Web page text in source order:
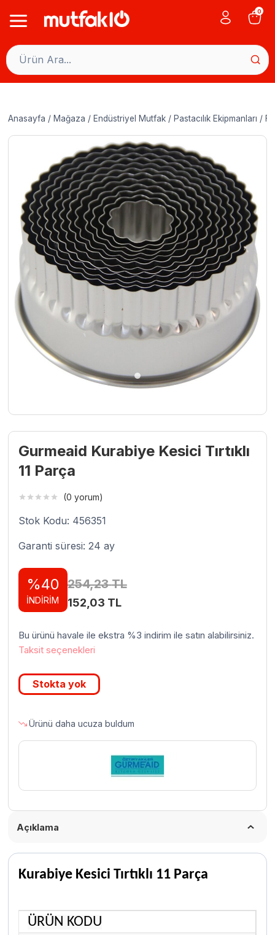
0
Anasayfa / Mağaza / Endüstriyel Mutfak / Pastacılık Ekipmanları /
Gurmeaid Kurabiye Kesici Tırtıklı
11 Parça
(0 yorum)
Stok Kodu: 456351
Garanti süresi: 24 ay
%40
İNDİRİM
254,23TL
Orijinal
254,23 TL.
152,03 TLŞu
fiyat:
Bu ürünü havale ile ekstra %3 indirim ile satın alabilirsiniz.
Taksit seçenekleri
Stokta yok
Ürünü daha ucuza buldum
Açıklama
Kurabiye Kesici Tırtıklı 11 Parça
ÜRÜN KODU